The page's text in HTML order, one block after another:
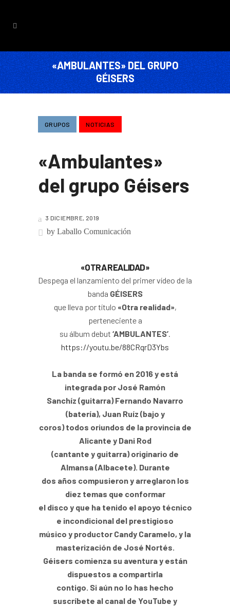
«AMBULANTES» DEL GRUPO
GÉISERS
GRUPOS NOTICIAS
«Ambulantes»
del grupo Géisers
3 DICIEMBRE, 2019
by Laballo Comunicación
«OTRA REALIDAD»
Despega el lanzamiento del primer vídeo de la
banda GÉISERS
que lleva por título «Otra realidad»,
perteneciente a
su álbum debut ‘AMBULANTES’.
https://youtu.be/88CRqrD3Ybs
La banda se formó en 2016 y está
integrada por José Ramón
Sanchíz (guitarra) Fernando Navarro
(batería), Juan Ruíz (bajo y
coros) todos oriundos de la provincia de
Alicante y Dani Rod
(cantante y guitarra) originario de
Almansa (Albacete). Durante
dos años compusieron y arreglaron los
diez temas que conformar
el disco y que ha tenido el apoyo técnico
e incondicional del prestigioso
músico y productor Candy Caramelo, y la
masterización de José Nortés.
Géisers comienza su aventura y están
dispuestos a compartirla
contigo. Si aún no lo has hecho
suscríbete al canal de YouTube y